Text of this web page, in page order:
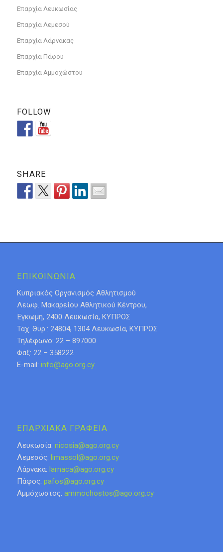
Επαρχία Λευκωσίας
Επαρχία Λεμεσού
Επαρχία Λάρνακας
Επαρχία Πάφου
Επαρχία Αμμοχώστου
FOLLOW
SHARE
ΕΠΙΚΟΙΝΩΝΙΑ
Κυπριακός Οργανισμός Αθλητισμού
Λεωφ. Μακαρείου Αθλητικού Κέντρου,
Έγκωμη, 2400 Λευκωσία, ΚΥΠΡΟΣ
Ταχ. Θυρ.: 24804, 1304 Λευκωσία, ΚΥΠΡΟΣ
Τηλέφωνο: 22 – 897000
Φαξ: 22 – 358222
E-mail: info@ago.org.cy
ΕΠΑΡΧΙΑΚΑ ΓΡΑΦΕΙΑ
Λευκωσία: nicosia@ago.org.cy
Λεμεσός: limassol@ago.org.cy
Λάρνακα: larnaca@ago.org.cy
Πάφος: pafos@ago.org.cy
Αμμόχωστος: ammochostos@ago.org.cy